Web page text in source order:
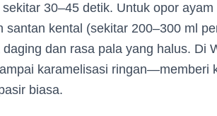
30–45 detik. Untuk opor
santan kental (sekitar 200–300 ml
dan rasa pala yang halus. Di
karamelisasi ringan—memberi
biasa.